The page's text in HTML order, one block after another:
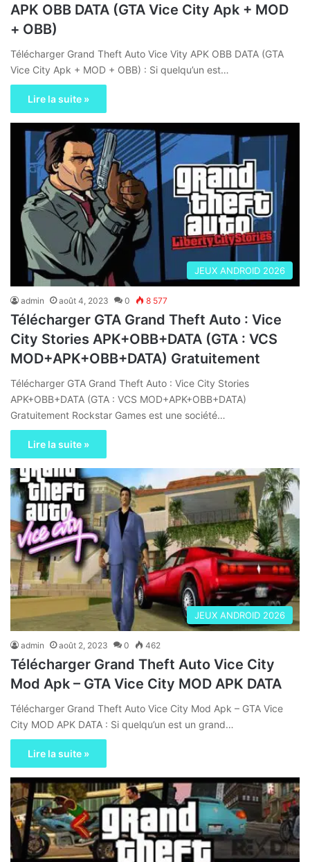
APK OBB DATA (GTA Vice City Apk + MOD
+ OBB)
Télécharger Grand Theft Auto Vice Vity APK OBB DATA (GTA
Vice City Apk + MOD + OBB) : Si quelqu’un est…
Lire la suite »
JEUX ANDROID 2026
admin août 4, 2023 0 8 577
Télécharger GTA Grand Theft Auto : Vice
City Stories APK+OBB+DATA (GTA : VCS
MOD+APK+OBB+DATA) Gratuitement
Télécharger GTA Grand Theft Auto : Vice City Stories
APK+OBB+DATA (GTA : VCS MOD+APK+OBB+DATA)
Gratuitement Rockstar Games est une société…
Lire la suite »
JEUX ANDROID 2026
admin août 2, 2023 0 462
Télécharger Grand Theft Auto Vice City
Mod Apk – GTA Vice City MOD APK DATA
Télécharger Grand Theft Auto Vice City Mod Apk – GTA Vice
City MOD APK DATA : Si quelqu’un est un grand…
Lire la suite »